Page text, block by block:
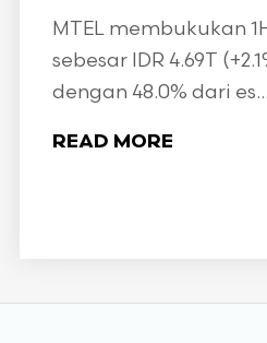
MTEL membukukan
sebesar IDR 4.69T
dengan 48.0% dari es...
READ MORE